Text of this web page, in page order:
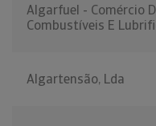
Algarfuel - Comércio
Combustíveis E
Algartensão, Lda